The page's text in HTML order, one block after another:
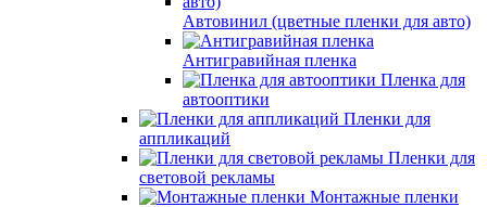
Автовинил (цветные пленки для авто)
Антигравийная пленка
Пленка для
автооптики
Пленки для
аппликаций
Пленки для
световой рекламы
Монтажные пленки